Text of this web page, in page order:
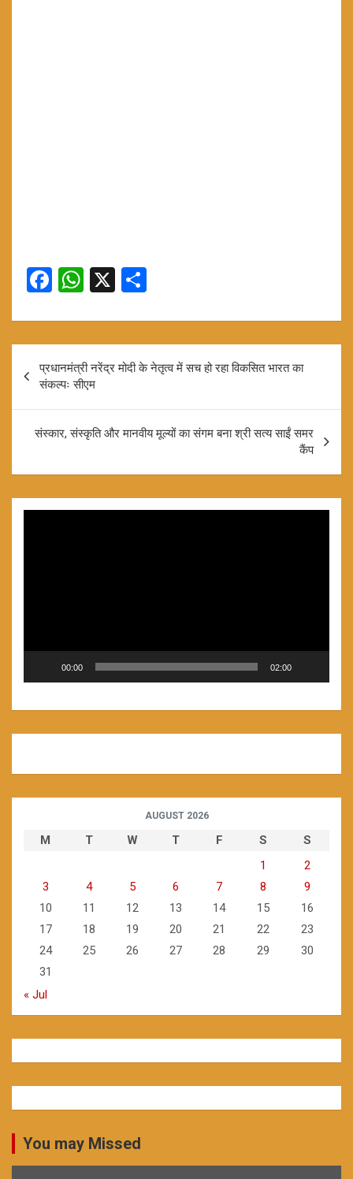
F
ce
o
o
k
W
at
s
A
p
p
X
ar
e
navigation
प्रधानमंत्री नरेंद्र मोदी के नेतृत्व में सच हो रहा विकसित भारत का
संकल्पः सीएम
संस्कार, संस्कृति और मानवीय मूल्यों का संगम बना श्री सत्य साईं समर
कैंप
00:00 02:00
AUGUST 2026
M T W T F S
S
1
2
3
4 5 6 7 8
9
10
11 12 13 14 15
16
17
18 19 20 21 22
23
24
25 26 27 28 29
30
31
« Jul
You may Missed